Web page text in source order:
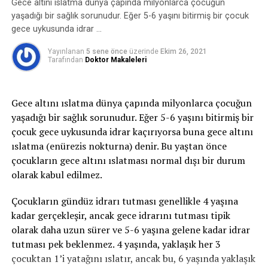
sırasında mesane içindeki basınç artar, idrar tutmayı
sağlayan kaslar ve mekanizmalar bu basınca karşı
koyamaz ve idrar kaçırma oluşur.
2-Sıkışma tipi idrar kaçırma:
yetişememe veya idrarı geciktirememe durumudur ve
idrar bu esnada kaçar. İdrar kaçağı bir damla ila idrarın
tamamını kaçırma derecesinde olabilir. gece idrara
kalkma ihtiyacı belirgindir. Bu tip idrar kaçırma,
enfeksiyon gibi basit problemden; nörolojik bozukluk
veya diyabet gibi daha ciddi durumlardan
3- Taşma inkontinansı: Tamamen boşalmayan bir
mesaneden kapasite dolduktan sonra damla damla
sürekli idrar kaçırmayı ifade eder.
Gece altını ıslatma dünya çapında milyonlarca çocuğun
yaşadığı bir sağlık sorunudur. Eğer 5-6 yaşını bitirmiş bir çocuk
gece uykusunda idrar …
Yayınlanan 5 sene önce üzerinde Ekim 26, 2021
Tarafından Doktor Makaleleri
Gece altını ıslatma dünya çapında milyonlarca çocuğun
yaşadığı bir sağlık sorunudur. Eğer 5-6 yaşını bitirmiş bir
çocuk gece uykusunda idrar kaçırıyorsa buna gece altını
ıslatma (enürezis nokturna) denir. Bu yaştan önce
çocukların gece altını ıslatması normal dışı bir durum
olarak kabul edilmez.
Çocukların gündüz idrarı tutması genellikle 4 yaşına
kadar gerçekleşir, ancak gece idrarını tutması tipik
olarak daha uzun sürer ve 5-6 yaşına gelene kadar idrar
tutması pek beklenmez. 4 yaşında, yaklaşık her 3
çocuktan 1’i yatağını ıslatır, ancak bu, 6 yaşında yaklaşık